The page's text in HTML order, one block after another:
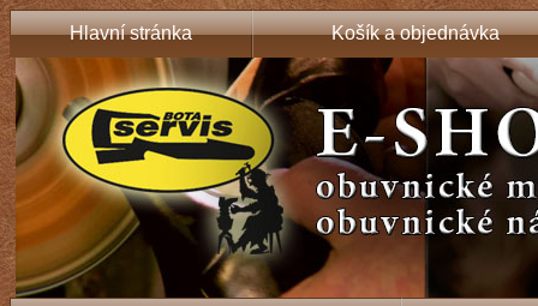
Hlavní stránka Košík a objednávka